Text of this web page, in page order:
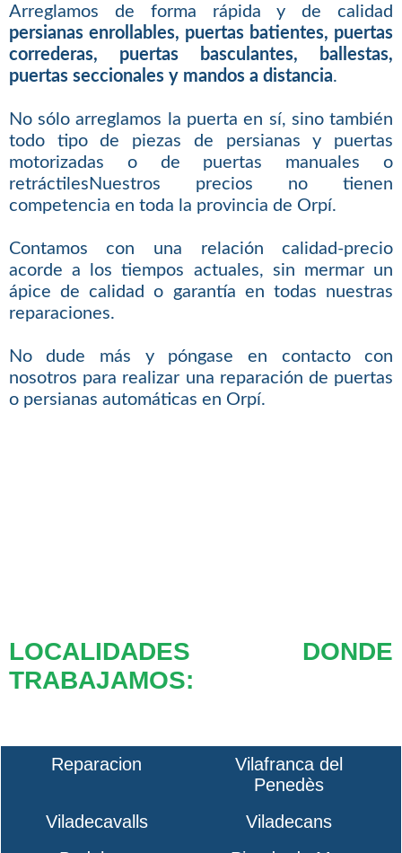
Arreglamos de forma rápida y de calidad
persianas enrollables, puertas batientes, puertas
correderas, puertas basculantes, ballestas,
puertas seccionales y mandos a distancia.
No sólo arreglamos la puerta en sí, sino también
todo tipo de piezas de persianas y puertas
motorizadas o de puertas manuales o
retráctilesNuestros precios no tienen
competencia en toda la provincia de Orpí.
Contamos con una relación calidad-precio
acorde a los tiempos actuales, sin mermar un
ápice de calidad o garantía en todas nuestras
reparaciones.
No dude más y póngase en contacto con
nosotros para realizar una reparación de puertas
o persianas automáticas en Orpí.
LOCALIDADES DONDE
TRABAJAMOS:
Reparacion
Vilafranca del
Penedès
Viladecavalls
Viladecans